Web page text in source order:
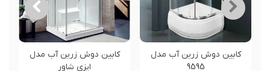
کابین دوش زرین آب مدل
9595
کابین دوش زرین آب مدل
ایزی شاور